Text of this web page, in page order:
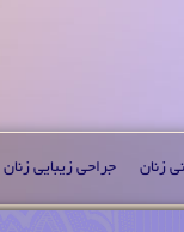
زنان جراحی زیبایی زنان